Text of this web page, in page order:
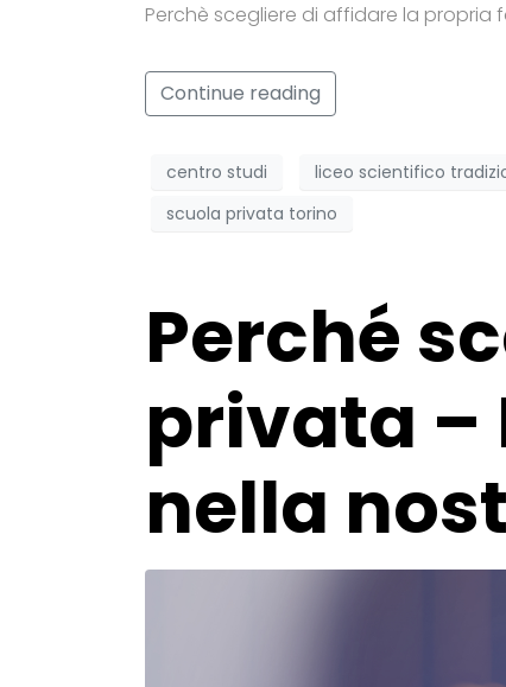
Perchè scegliere di affidare la propria
Continue reading
centro studi liceo scientifico
scuola privata torino
Perché
privata –
nella